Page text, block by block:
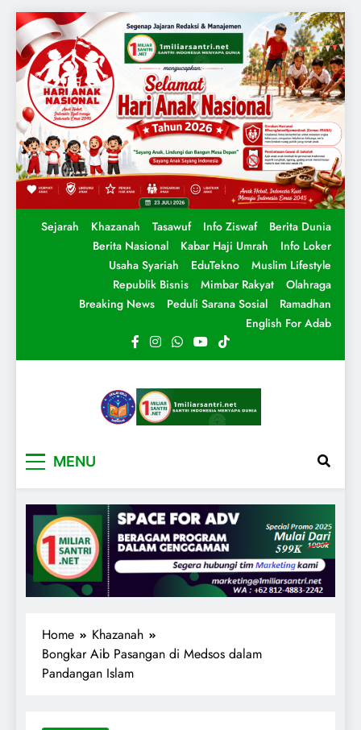
Sejarah Khazanah Tasawuf Info Ziswaf
Berita Dunia
Berita Nasional
Kabar Haji Umrah
Info Loker
Usaha Syariah
EduTekno
Muslim Lifestyle
Republik Bisnis
Mimbar Rakyat
Olahraga
Breaking News
Peduli Sarana Sosial
Ramadhan
English For Adab
MENU
Home
Khazanah
Bongkar Aib Pasangan di Medsos dalam
Pandangan Islam